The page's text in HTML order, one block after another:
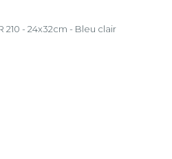
210 - 24x32cm - Bleu clair